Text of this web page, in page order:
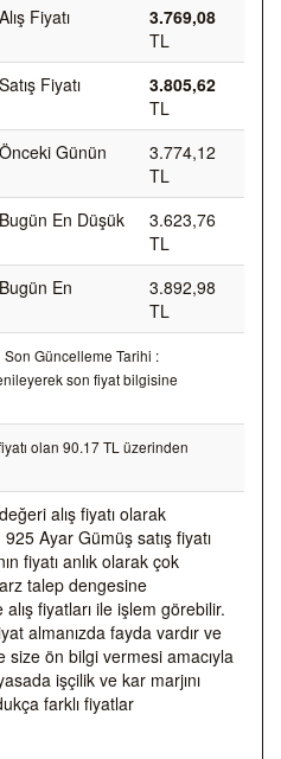
Fiyatı
3.769,08
TL
Fiyatı
3.805,62
TL
Günün
3.774,12
TL
En Düşük
3.623,76
TL
En
3.892,98
TL
Son Güncelleme Tarihi :
son fiyat bilgisine
olan 90.17 TL üzerinden
alış fiyatı olarak
Ayar Gümüş satış fiyatı
fiyatı anlık olarak çok
talep dengesine
fiyatları ile işlem görebilir.
almanızda fayda vardır ve
ön bilgi vermesi amacıyla
işçilik ve kar marjını
farklı fiyatlar